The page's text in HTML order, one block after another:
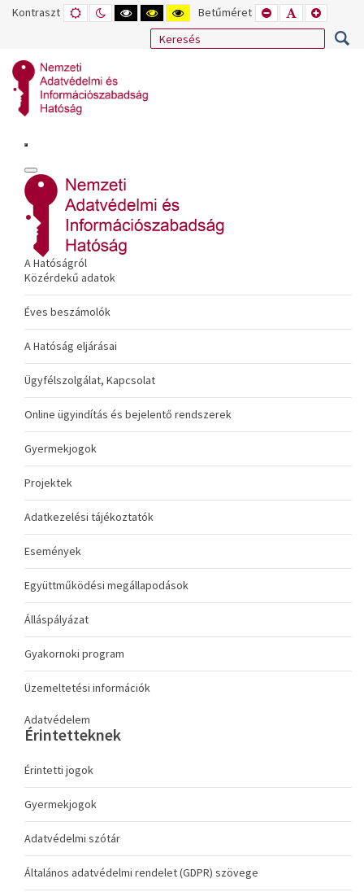
Kontraszt ALAPÉRTELMEZETT
MÓD
ÉJSZAKAI
MÓD
NAGY
KONTRASZTÚ
FEKETE-
FEHÉR
NAGY
KONTRASZTÚ
FEKETE
SÁRGA
NAGY
KONTRASZTÚ
SÁRGA
FEKETE
Betűméret KISEBB
BETŰTÍPUS
BEÁLLÍTÁSA
BETŰMÉRET
BEÁLLÍTÁSA
A Hatóságról
Közérdekű adatok
Éves beszámolók
A Hatóság eljárásai
Ügyfélszolgálat, Kapcsolat
Online ügyindítás és bejelentő rendszerek
Gyermekjogok
Projektek
Adatkezelési tájékoztatók
Események
Együttműködési megállapodások
Álláspályázat
Gyakornoki program
Üzemeltetési információk
Adatvédelem
Érintetteknek
Érintetti jogok
Gyermekjogok
Adatvédelmi szótár
Általános adatvédelmi rendelet (GDPR) szövege